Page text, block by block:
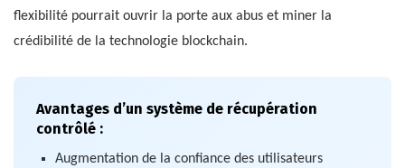
flexibilité pourrait ouvrir la porte aux abus et miner la
crédibilité de la technologie blockchain.
Avantages d’un système de récupération
contrôlé :
Augmentation de la confiance des utilisateurs